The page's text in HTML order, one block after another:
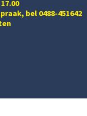
bel 0488-451642